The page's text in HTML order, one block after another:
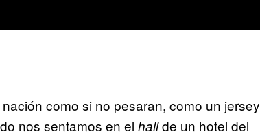
como si no pesaran, como un jersey
nos sentamos en el hallde un hotel del